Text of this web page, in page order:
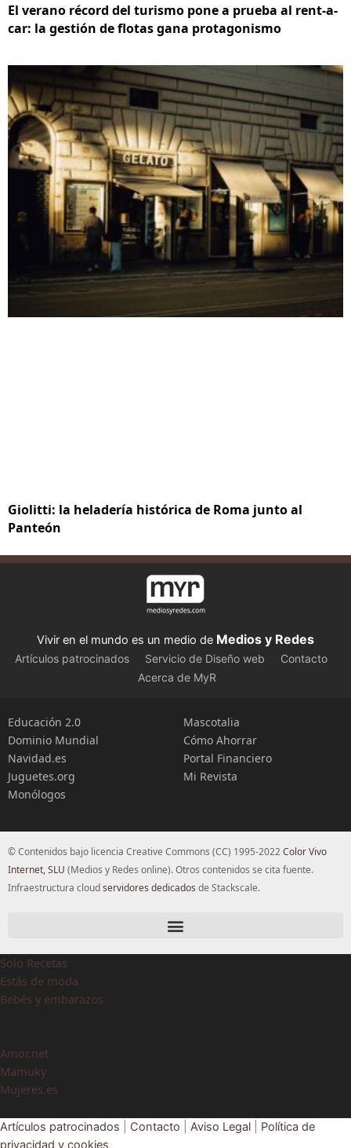
El verano récord del turismo pone a prueba al rent-a-
car: la gestión de flotas gana protagonismo
Giolitti: la heladería histórica de Roma junto al
Panteón
Vivir en el mundo es un medio de Medios y Redes
Artículos patrocinados Servicio de Diseño web
Contacto
Acerca de MyR
Educación 2.0
Dominio Mundial
Navidad.es
Juguetes.org
Monólogos
Mascotalia
Cómo Ahorrar
Portal Financiero
Mi Revista
© Contenidos bajo licencia Creative Commons (CC) 1995-2022Color Vivo
Internet, SLU (Medios y Redes online). Otros contenidos se cita fuente.
Infraestructura cloudservidores dedicados de Stackscale.
Solo Recetas
Estás de moda
Bebés y embarazos
Amor.net
Mamuky
Mujeres.es
Artículos patrocinados Contacto Aviso Legal
Política de
privacidad y cookies